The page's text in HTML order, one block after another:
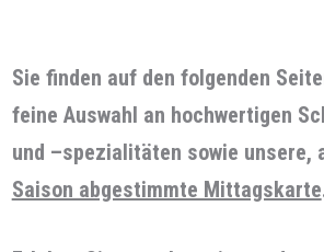
Sie finden auf den folgenden
feine Auswahl an hochwertigen
und –spezialitäten sowie unsere,
Saison abgestimmte Mittagskarte